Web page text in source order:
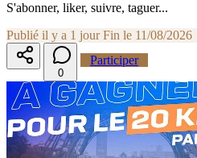
S'abonner, liker, suivre, taguer...
Publié il y a 1 jour Fin le 11/08/2026
0
Participer